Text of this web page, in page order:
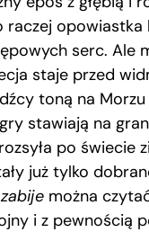
raczej opowiastka
serc. Ale
staje przed
toną na Morzu
stawiają na
po świecie
już tylko
można
i z pewnością